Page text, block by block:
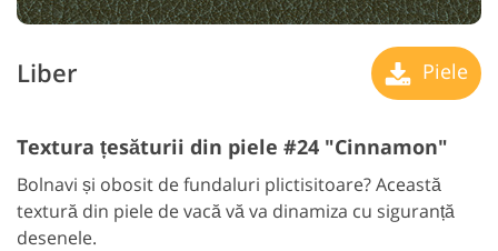
Liber Piele
Textura țesăturii din piele #24 "Cinnamon"
Bolnavi și obosit de fundaluri plictisitoare? Această
textură din piele de vacă vă va dinamiza cu siguranță
desenele.